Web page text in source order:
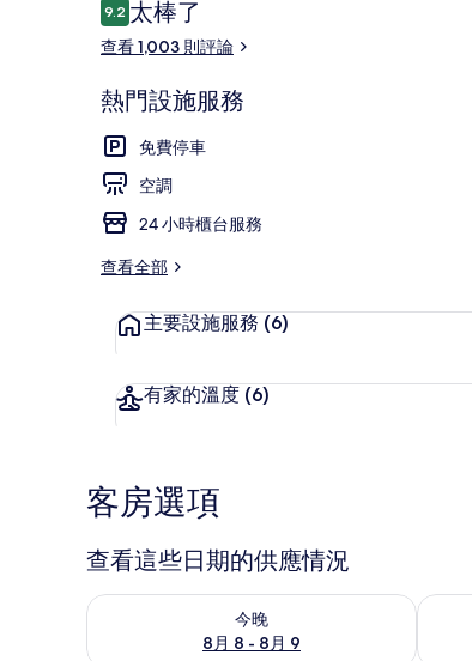
評
論
9.29.2 分，滿分 10 分，
太棒了
查看 1,003 則評論
熱門設施服務
免費停車
空調
24 小時櫃台服務
查看全部
主要設施服務 (6)
有家的溫度 (6)
客房選項
查看這些日期的供應情況
今晚
8月 8 - 8月 9
查看今晚 (8月 8 - 8月 9) 的供應情況 查看